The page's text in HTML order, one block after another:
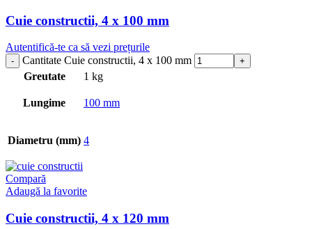
Cuie constructii, 4 x 100 mm
Autentifică-te ca să vezi prețurile
Cantitate Cuie constructii, 4 x 100 mm
Greutate
1 kg
Lungime 100 mm
Diametru (mm) 4
Compară
Adaugă la favorite
Cuie constructii, 4 x 120 mm